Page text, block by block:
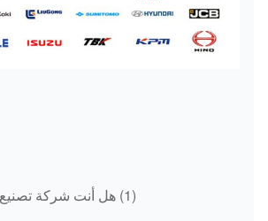
(1) هل أنت شركة تصنيع أو شركة تجارية؟